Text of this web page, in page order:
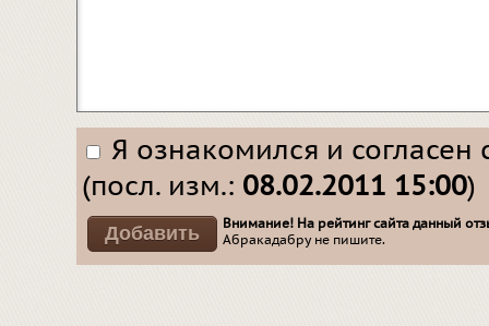
Я ознакомился и согласен
(посл. изм.: 08.02.2011 15:00)
Внимание! На рейтинг сайта данный
Абракадабру не пишите.